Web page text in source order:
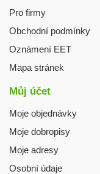
Pro firmy
Obchodní podmínky
Oznámení EET
Mapa stránek
Můj účet
Moje objednávky
Moje dobropisy
Moje adresy
Osobní údaje